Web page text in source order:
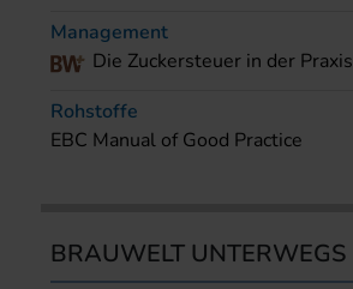
Management
Die Zuckersteuer in der Praxis
Rohstoffe
EBC Manual of Good Practice
BRAUWELT UNTERWEGS